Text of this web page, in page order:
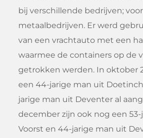
bij verschillende bedrijven;
metaalbedrijven. Er werd
van een vrachtauto met een
waarmee de containers op de
getrokken werden. In oktober
een 44-jarige man uit
jarige man uit Deventer al
december zijn ook nog een
Voorst en 44-jarige man uit